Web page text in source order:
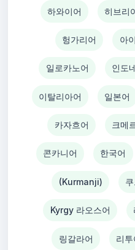
하와이어 히브리
헝가리어 아
일로카노어 인도
이탈리아어 일본어
카자흐어 크메
콘카니어 한국어
(Kurmanji)
Kyrgy 라오스어
링갈라어 리